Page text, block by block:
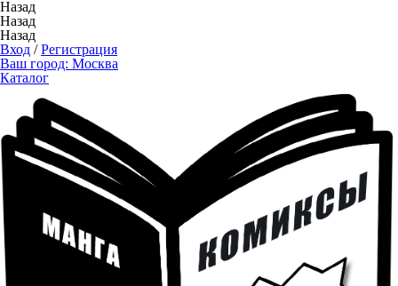
Назад
Назад
Назад
Вход /Регистрация
Ваш город: Москва
Каталог